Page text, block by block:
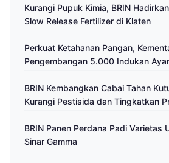
Kurangi Pupuk Kimia, BRIN
Slow Release Fertilizer di Klaten
Perkuat Ketahanan Pangan,
Pengembangan 5.000 Indukan
BRIN Kembangkan Cabai Tahan
Kurangi Pestisida dan Tingkatkan
BRIN Panen Perdana Padi Varietas
Sinar Gamma